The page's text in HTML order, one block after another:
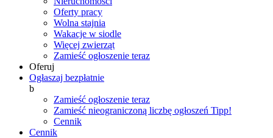
Oferty pracy
Wolna stajnia
Wakacje w siodle
Więcej zwierząt
Zamieść ogłoszenie teraz
Oferuj
Ogłaszaj bezpłatnie
b
Zamieść ogłoszenie teraz
Zamieść nieograniczoną liczbę ogłoszeń Tipp!
Cennik
Cennik